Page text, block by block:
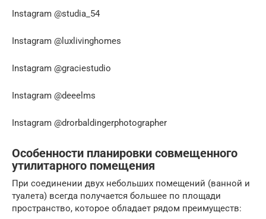
Instagram @studia_54
Instagram @luxlivinghomes
Instagram @graciestudio
Instagram @deeelms
Instagram @drorbaldingerphotographer
Особенности планировки совмещенного
утилитарного помещения
При соединении двух небольших помещений (ванной и
туалета) всегда получается большее по площади
пространство, которое обладает рядом преимуществ: